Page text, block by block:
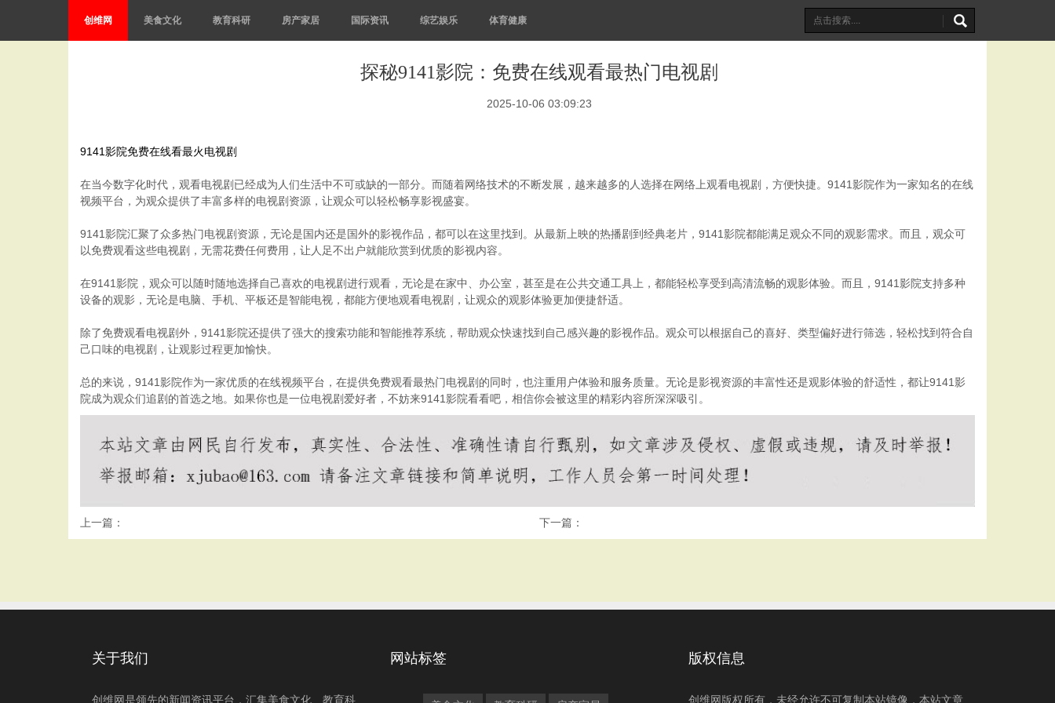
创维网 美食文化 教育科研 房产家居 国际资讯 综艺娱乐 体育健康
探秘9141影院：免费在线观看最热门电视剧
2025-10-06 03:09:23
9141影院免费在线看最火电视剧
在当今数字化时代，观看电视剧已经成为人们生活中不可或缺的一部分。而随着网络技术的不断发展，越来越多的人选择在网络上观看电视剧，方便快捷。9141影院作为一家知名的在线
视频平台，为观众提供了丰富多样的电视剧资源，让观众可以轻松畅享影视盛宴。
9141影院汇聚了众多热门电视剧资源，无论是国内还是国外的影视作品，都可以在这里找到。从最新上映的热播剧到经典老片，9141影院都能满足观众不同的观影需求。而且，观众可
以免费观看这些电视剧，无需花费任何费用，让人足不出户就能欣赏到优质的影视内容。
在9141影院，观众可以随时随地选择自己喜欢的电视剧进行观看，无论是在家中、办公室，甚至是在公共交通工具上，都能轻松享受到高清流畅的观影体验。而且，9141影院支持多种
设备的观影，无论是电脑、手机、平板还是智能电视，都能方便地观看电视剧，让观众的观影体验更加便捷舒适。
除了免费观看电视剧外，9141影院还提供了强大的搜索功能和智能推荐系统，帮助观众快速找到自己感兴趣的影视作品。观众可以根据自己的喜好、类型偏好进行筛选，轻松找到符合自
己口味的电视剧，让观影过程更加愉快。
总的来说，9141影院作为一家优质的在线视频平台，在提供免费观看最热门电视剧的同时，也注重用户体验和服务质量。无论是影视资源的丰富性还是观影体验的舒适性，都让9141影
院成为观众们追剧的首选之地。如果你也是一位电视剧爱好者，不妨来9141影院看看吧，相信你会被这里的精彩内容所深深吸引。
上一篇： 下一篇：
关于我们
创维网是领先的新闻资讯平台，汇集美食文化、教育科
网站标签 版权信息
创维网版权所有，未经允许不可复制本站镜像，本站文章